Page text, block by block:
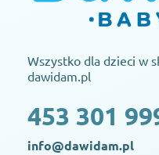
Wszystko dla dzieci w
dawidam.pl
453 301
info@dawidam.pl